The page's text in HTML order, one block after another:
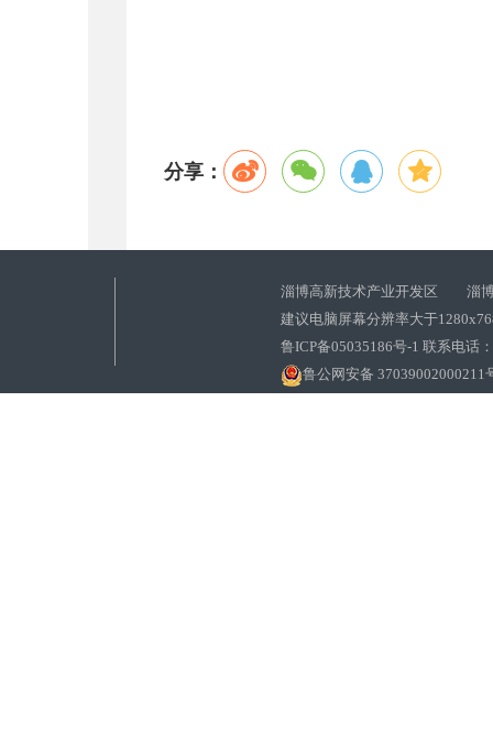
分享：
淄博高新技术产业开发区 淄博
建议电脑屏幕分辨率大于
鲁ICP备05035186号-1 联系电话
鲁公网安备 37039002000211